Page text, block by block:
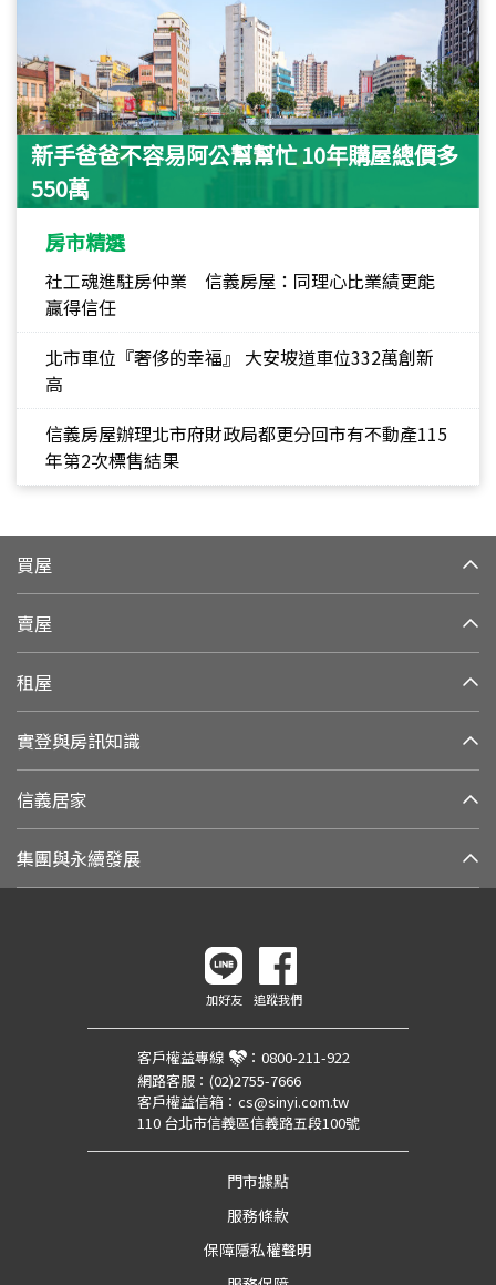
新手爸爸不容易阿公幫幫忙 10年購屋總價多
550萬
房市精選
社工魂進駐房仲業 信義房屋：同理心比業績更能
贏得信任
北市車位『奢侈的幸福』 大安坡道車位332萬創新
高
信義房屋辦理北市府財政局都更分回市有不動產115
年第2次標售結果
買屋
賣屋
租屋
實登與房訊知識
信義居家
集團與永續發展
加好友 追蹤我們
客戶權益專線 ： 0800-211-922
網路客服： (02)2755-7666
客戶權益信箱： cs@sinyi.com.tw
110 台北市信義區信義路五段100號
門市據點
服務條款
保障隱私權聲明